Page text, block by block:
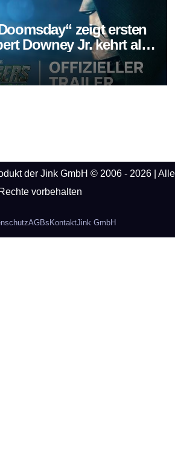
zeigt ersten
Downey Jr. kehrt als
zurück
der Jink GmbH © 2006 - 2026 | Alle
Rechte vorbehalten
AGBsKontaktJink GmbH